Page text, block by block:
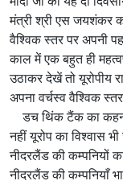
मंत्री श्री एस जयशंकर
वैश्विक स्तर पर अपनी
काल में एक बहुत ही
उठाकर देखें तो यूरोपीय
अपना वर्चस्व वैश्विक
डच थिंक टैंक का
नहीं यूरोप का विश्वास
नीदरलैंड की कम्पनियों
नीदरलैंड की कम्पनियाँ